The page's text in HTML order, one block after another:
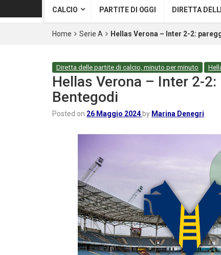
CALCIO PARTITE DI OGGI DIRETTA
Home Serie A Hellas Verona – Inter 2-2:
Diretta delle partite di calcio, minuto per minuto
Hellas Verona – Inter 2-
Bentegodi
Posted on 26 Maggio 2024 by Marina Denegri